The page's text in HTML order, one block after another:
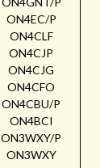
ON4EC/P
ON4CLF
ON4CJP
ON4CJG
ON4CFO
ON4CBU/P
ON4BCI
ON3WXY/P
ON3WXY